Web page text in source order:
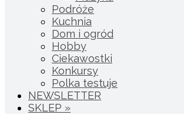
Podróże
Kuchnia
Dom i ogród
Hobby
Ciekawostki
Konkursy
Polka testuje
NEWSLETTER
SKLEP »